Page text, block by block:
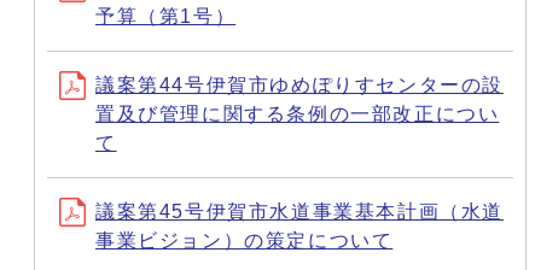
予算（第1号）
議案第44号伊賀市ゆめぽりすセンターの設
置及び管理に関する条例の一部改正につい
て
議案第45号伊賀市水道事業基本計画（水道
事業ビジョン）の策定について